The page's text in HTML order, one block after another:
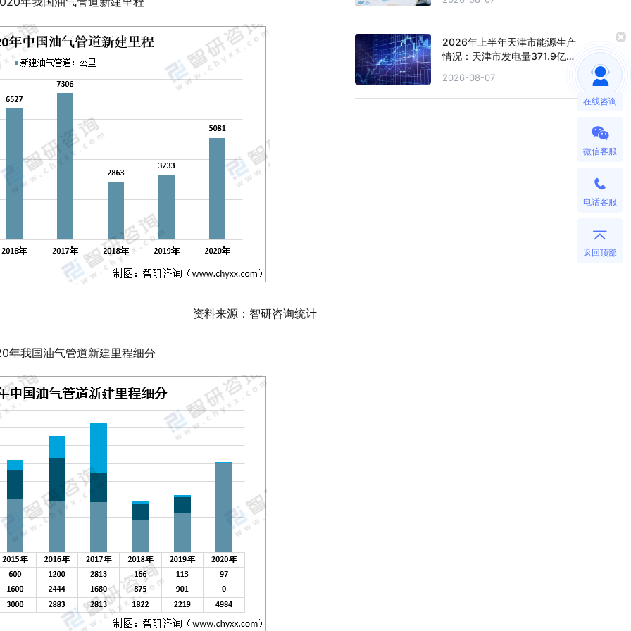
资料来源：智研咨询统计
年我国油气管道新建里程细分
2026年上半年天津市能源生产
情况：天津市发电量371.9亿千
2026-08-07
在线咨询
微信客服
电话客服
返回顶部